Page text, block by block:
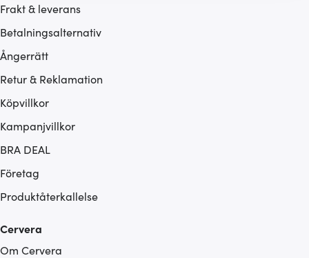
som du vill dela med dig av.
Frakt & leverans
Betalningsalternativ
Ångerrätt
Retur & Reklamation
Köpvillkor
Kampanjvillkor
BRA DEAL
Företag
Produktåterkallelse
Cervera
Om Cervera